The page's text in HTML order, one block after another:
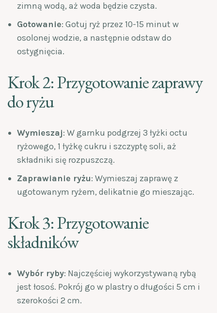
zimną wodą, aż woda będzie czysta.
Gotowanie: Gotuj ryż przez 10-15 minut w
osolonej wodzie, a następnie odstaw do
ostygnięcia.
Krok 2: Przygotowanie zaprawy
do ryżu
Wymieszaj: W garnku podgrzej 3 łyżki octu
ryżowego, 1 łyżkę cukru i szczyptę soli, aż
składniki się rozpuszczą.
Zaprawianie ryżu: Wymieszaj zaprawę z
ugotowanym ryżem, delikatnie go mieszając.
Krok 3: Przygotowanie
składników
Wybór ryby: Najczęściej wykorzystywaną rybą
jest łosoś. Pokrój go w plastry o długości 5 cm i
szerokości 2 cm.